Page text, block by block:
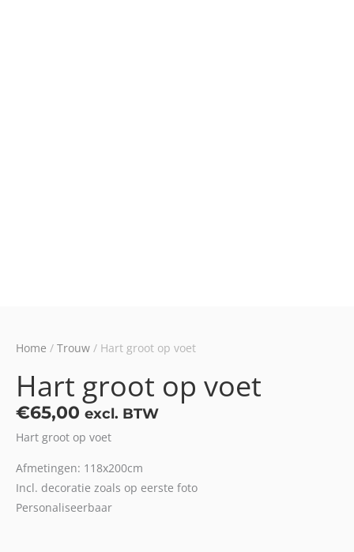
Home / Trouw / Hart groot op voet
Hart groot op voet
€65,00 excl. BTW
Hart groot op voet
Afmetingen: 118x200cm
Incl. decoratie zoals op eerste foto
Personaliseerbaar